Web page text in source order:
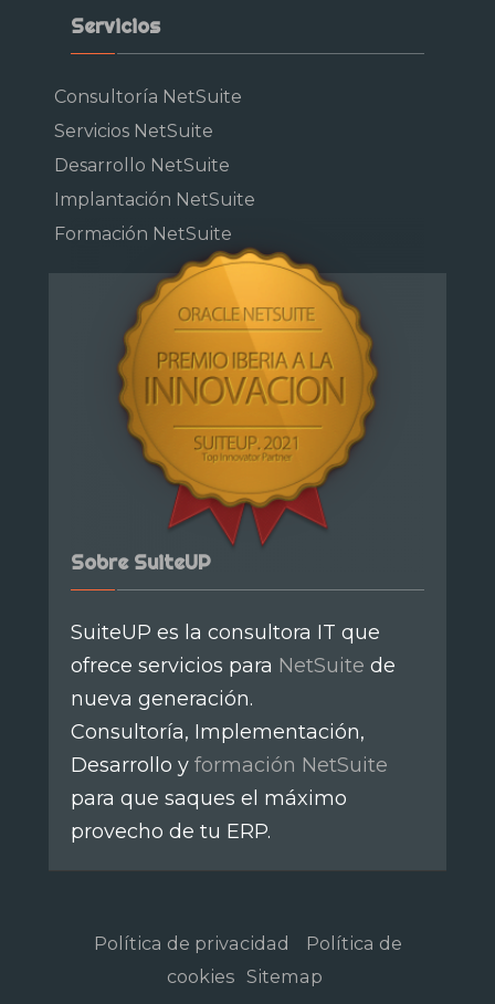
Servicios
Consultoría NetSuite
Servicios NetSuite
Desarrollo NetSuite
Implantación NetSuite
Formación NetSuite
Sobre SuiteUP
SuiteUP es la consultora IT que
ofrece servicios para NetSuite de
nueva generación.
Consultoría, Implementación,
Desarrollo y formación NetSuite
para que saques el máximo
provecho de tu ERP.
Política de privacidad
Política de
cookies Sitemap